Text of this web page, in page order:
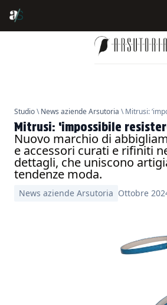
Studio\News aziende Arsutoria \ Mitrusi:
Mitrusi: ‘impossibile
Nuovo marchio di
e accessori curati e rifiniti
dettagli, che uniscono
tendenze moda.
News aziende Arsutoria Ottobre